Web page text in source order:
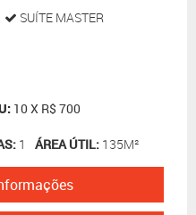
SUÍTE MASTER
10 X R$ 700
1 ÁREA ÚTIL: 135M²